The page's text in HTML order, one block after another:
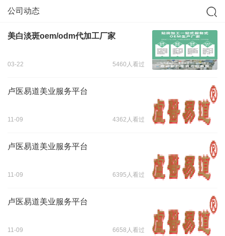
公司动态
美白淡斑oem/odm代加工厂家
03-22 5460人看过
卢医易道美业服务平台
11-09 4362人看过
卢医易道美业服务平台
11-09 6395人看过
卢医易道美业服务平台
11-09 6658人看过